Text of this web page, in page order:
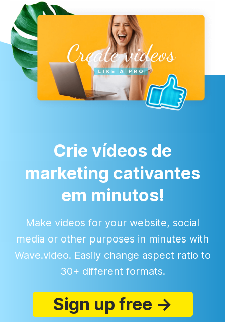
Crie vídeos de
marketing cativantes
em minutos!
Make videos for your website, social
media or other purposes in minutes with
Wave.video. Easily change aspect ratio to
30+ different formats.
Sign up free →